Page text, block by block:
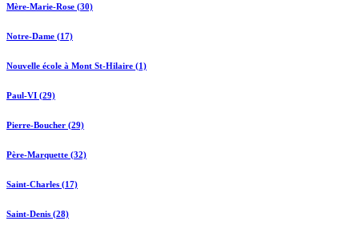
Mère-Marie-Rose (30)
Notre-Dame (17)
Nouvelle école à Mont St-Hilaire (1)
Paul-VI (29)
Pierre-Boucher (29)
Père-Marquette (32)
Saint-Charles (17)
Saint-Denis (28)